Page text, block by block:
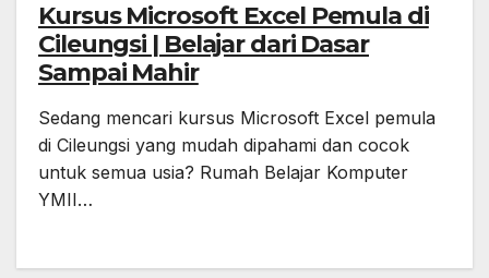
Kursus Microsoft Excel Pemula di
Cileungsi | Belajar dari Dasar
Sampai Mahir
Sedang mencari kursus Microsoft Excel pemula
di Cileungsi yang mudah dipahami dan cocok
untuk semua usia? Rumah Belajar Komputer
YMII…